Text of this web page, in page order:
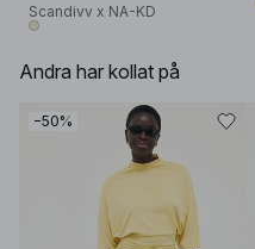
Scandivv x NA-KD
Andra har kollat på
−50%